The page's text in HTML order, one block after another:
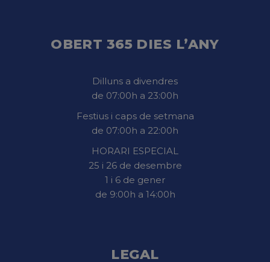
OBERT 365 DIES L’ANY
Dilluns a divendres
de 07:00h a 23:00h
Festius i caps de setmana
de 07:00h a 22:00h
HORARI ESPECIAL
25 i 26 de desembre
1 i 6 de gener
de 9:00h a 14:00h
LEGAL